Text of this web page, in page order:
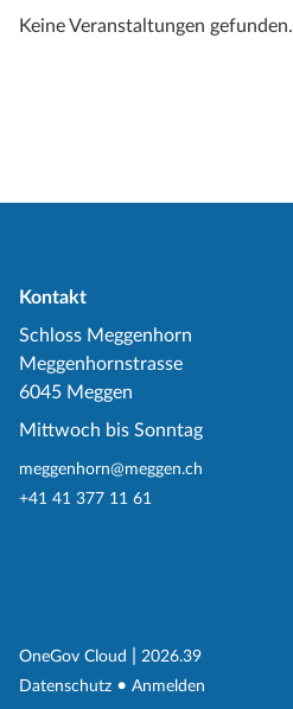
Keine Veranstaltungen gefunden.
Kontakt
Schloss Meggenhorn
Meggenhornstrasse
6045 Meggen
Mittwoch bis Sonntag
meggenhorn@meggen.ch
+41 41 377 11 61
OneGov Cloud (External Link)
2026.39
Datenschutz (External Link)
Anmelden